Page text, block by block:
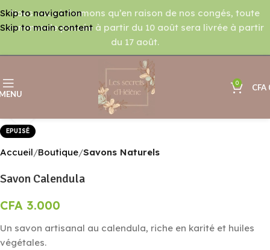
Skip to navigation
Skip to main content
Nous vous informons qu’en raison de nos congés, toute
commande passée à partir du 10 août sera livrée à partir
du 17 août.
0 CFA
EPUISÉ
Accueil Boutique Savons Naturels
Savon Calendula
CFA 3.000
Un savon artisanal au calendula, riche en karité et huiles
végétales.